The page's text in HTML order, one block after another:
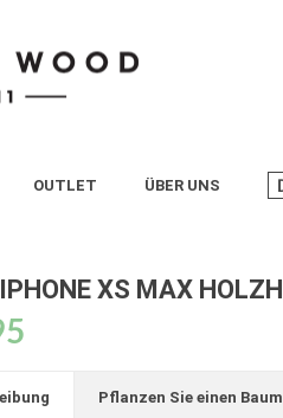
OUTLET ÜBER UNS
XS MAX
Pflanzen Sie einen